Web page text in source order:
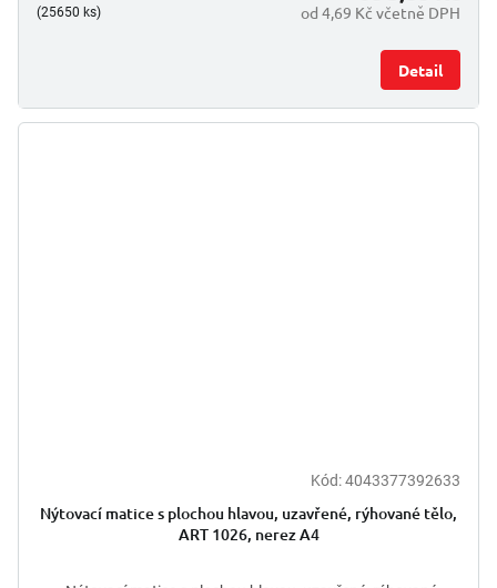
(25650 ks) od 4,69 Kč včetně DPH
Detail
Kód:4043377392633
Nýtovací matice s plochou hlavou, uzavřené, rýhované tělo,
ART 1026, nerez A4